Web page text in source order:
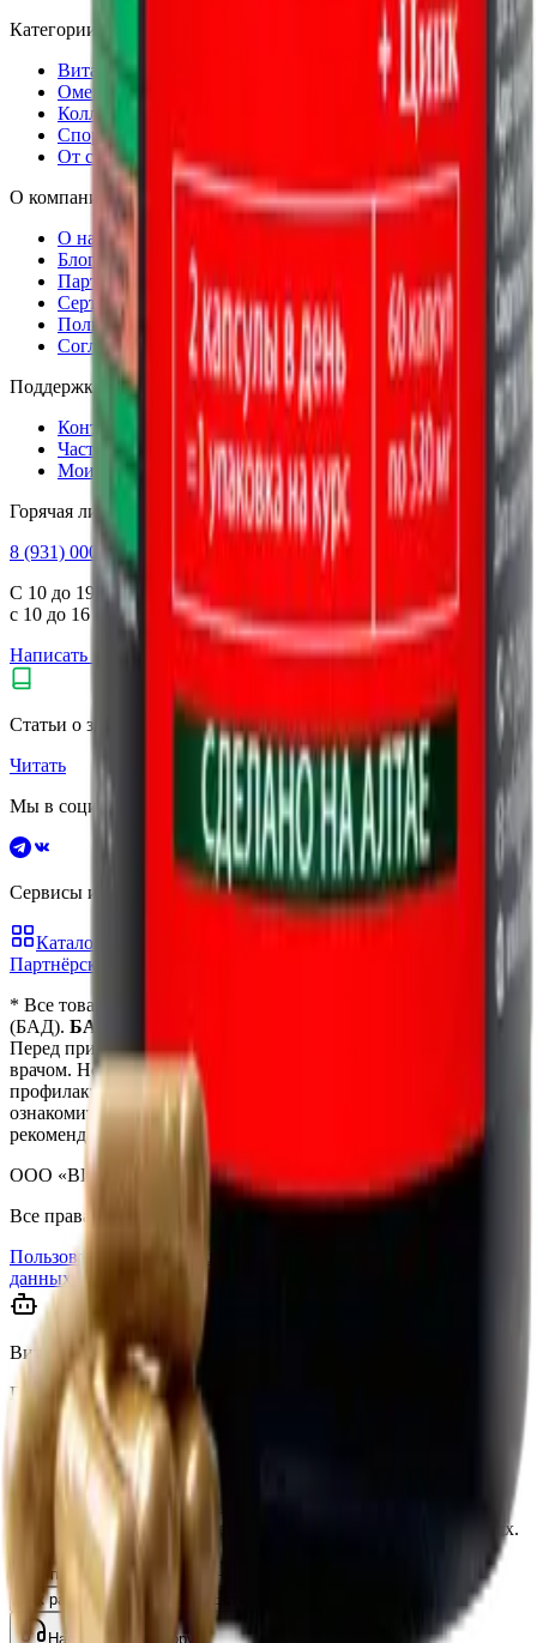
Категории
Витамины и минералы
Омега-3
Коллаген
Спортпитание
От стресса
О компании
О нас
Блог
Партнёрам
Сертификаты качества
Пользовательское соглашение
Согласие на обработку данных
Поддержка
Контакты
Частые вопросы
Мои заказы
Горячая линия
8 (931) 000-29-97
С 10 до 19 (пн.–пт.),
с 10 до 16 (сб.–вс.) по Москве
Написать нам
Не нашли нужный товар?
Статьи о здоровье и витаминах
Читать
Мы в социальных сетях
Сервисы и продукты vitanow
Каталог товаров
Партнёрская программа
* Все товары являются биологически активными добавками
(БАД). БАД не являются лекарственными средствами.
Перед применением рекомендуется проконсультироваться с
врачом. Не предназначены для диагностики, лечения или
профилактики заболеваний. Информация на сайте носит
ознакомительный характер и не является медицинской
рекомендацией.
ООО «ВИТАНАУ», 2023–2026.
Все права защищены.
Пользовательское соглашение
данныхОферта
Вита
Помощник vitanow.ru
Привет! Я Вита — помощник vitanow.ru 👋 Помогу выбрать
витамины и добавки, отвечу на вопросы о доставке и акциях.
Спрашивайте!
Что посоветуете для иммунитета?
Как работает доставка?
Есть ли скидки?
Написать оператору